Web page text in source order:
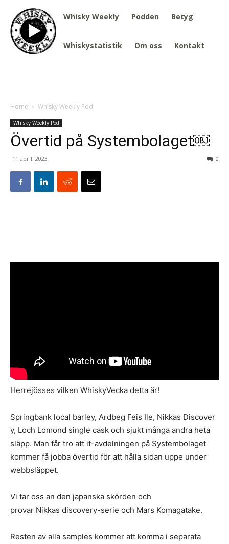
Whisky Weekly Podden Betyg
Whiskystatistik Om oss Kontakt
Home Whisky Weekly Pod
Whisky Weekly Pod
Övertid på Systembolaget￼
11 april, 2023 0
Herrejösses vilken WhiskyVecka detta är!
Springbank local barley, Ardbeg Feis Ile, Nikkas Discover
y, Loch Lomond single cask och sjukt många andra heta
släpp. Man får tro att it-avdelningen på Systembolaget
kommer få jobba övertid för att hålla sidan uppe under
webbsläppet.
Vi tar oss an den japanska skörden och
provar Nikkas discovery-serie och Mars Komagatake.
Resten av alla samples kommer att komma i separata